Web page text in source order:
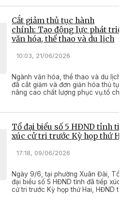
thời gian giải quyết thủ tục hành
chính của các cơ quan có liên quan
đối với các dự án áp dụng cơ chế
“luồng xanh”.
Cắt giảm thủ tục hành
chính: Tạo động lực phát
văn hóa, thể thao và du lịch
10:03, 21/06/2026
Ngành văn hóa, thể thao và du lịch
đã cắt giảm và đơn giản hóa thủ
nâng cao chất lượng phục vụ.tổ
Tổ đại biểu số 5 HĐND tỉnh
xúc cử tri trước Kỳ họp thứ
17:18, 09/06/2026
Ngày 9/6, tại phường Xuân Đài, Tổ
đại biểu số 5 HĐND tỉnh đã tiếp xúc
cử tri trước Kỳ họp thứ Hai, HĐND